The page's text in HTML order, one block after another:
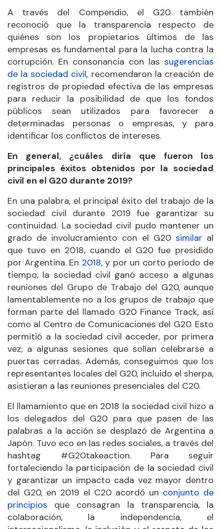
A través del Compendio, el G20 también
reconoció que la transparencia respecto de
quiénes son los propietarios últimos de las
empresas es fundamental para la lucha contra la
corrupción. En consonancia con las sugerencias
de la sociedad civil, recomendaron la creación de
registros de propiedad efectiva de las empresas
para reducir la posibilidad de que los fondos
públicos sean utilizados para favorecer a
determinadas personas o empresas, y para
identificar los conflictos de intereses.
En general, ¿cuáles diría que fueron los
principales éxitos obtenidos por la sociedad
civil en el G20 durante 2019?
En una palabra, el principal éxito del trabajo de la
sociedad civil durante 2019 fue garantizar su
continuidad. La sociedad civil pudo mantener un
grado de involucramiento con el G20 similar al
que tuvo en 2018, cuando el G20 fue presidido
por Argentina. En 2018, y por un corto período de
tiempo, la sociedad civil ganó acceso a algunas
reuniones del Grupo de Trabajo del G20, aunque
lamentablemente no a los grupos de trabajo que
forman parte del llamado G20 Finance Track, así
como al Centro de Comunicaciones del G20. Esto
permitió a la sociedad civil acceder, por primera
vez, a algunas sesiones que solían celebrarse a
puertas cerradas. Además, conseguimos que los
representantes locales del G20, incluido el sherpa,
asistieran a las reuniones presenciales del C20.
El llamamiento que en 2018 la sociedad civil hizo a
los delegados del G20 para que pasen de las
palabras a la acción se desplazó de Argentina a
Japón. Tuvo eco en las redes sociales, a través del
hashtag #G20takeaction. Para seguir
fortaleciendo la participación de la sociedad civil
y garantizar un impacto cada vez mayor dentro
del G20, en 2019 el C20 acordó un conjunto de
principios que consagran la transparencia, la
colaboración, la independencia, el